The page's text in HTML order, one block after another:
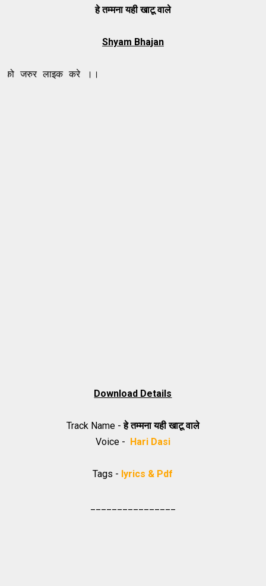
हे तम्मना यही खाटू वाले
Shyam Bhajan
करे ।।
Download Details
Track Name -हे तम्मना यही खाटू वाले
Voice - Hari Dasi
Tags - lyrics & Pdf